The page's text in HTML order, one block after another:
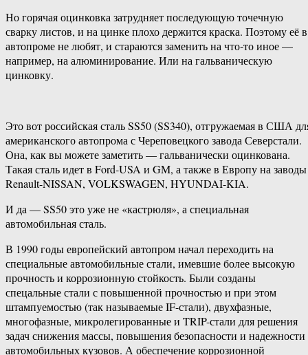
Но горячая оцинковка затрудняет последующую точечную
сварку листов, и на цинке плохо держится краска. Поэтому её в
автопроме не любят, и стараются заменить на что-то иное —
например, на алюминирование. Или на гальваническую
цинковку.
Это вот российская сталь SS50 (SS340), отгружаемая в США
американского автопрома с Череповецкого завода Северстали.
Она, как вы можете заметить — гальванически оцинкована.
Такая сталь идет в Ford-USA и GM, а также в Европу на заводы
Renault-NISSAN, VOLKSWAGEN, HYUNDAI-KIA.
И да — SS50 это уже не «кастрюля», а специальная
автомобильная сталь.
В 1990 годы европейский автопром начал переходить на
специальные автомобильные стали, имевшие более высокую
прочность и коррозионную стойкость. Были созданы
спецальные стали с повышенной прочностью и при этом
штампуемостью (так называемые IF-стали), двухфазные,
многофазные, микролегированные и TRIP-стали для решения
задач снижения массы, повышения безопасности и надежности
автомобильных кузовов. А обеспечение коррозионной